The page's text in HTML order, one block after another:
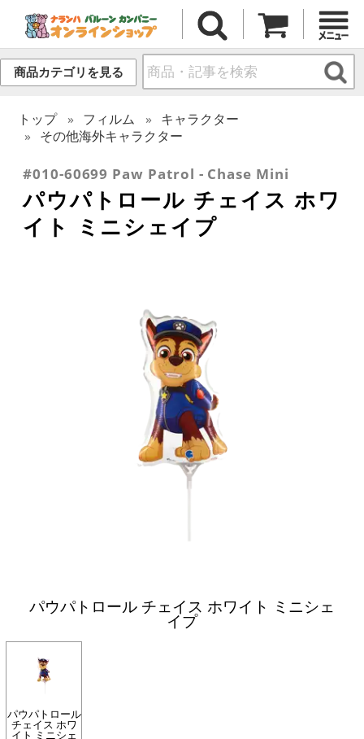
商品カテゴリを見る
トップ フィルム
キャラクター
その他海外キャラクター
#010-60699 Paw Patrol - Chase Mini
パウパトロール チェイス ホワ
イト ミニシェイプ
パウパトロール チェイス ホワイト ミニシェ
イプ
パウパトロール
チェイス ホワ
イト ミニシェ